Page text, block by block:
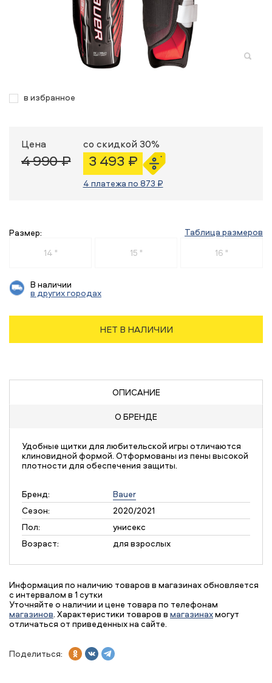
в избранное
Цена
4 990 ₽
со скидкой 30%
3 493 ₽
4 платежа по 873 ₽
Размер:
Таблица размеров
14 "
15 " 16 "
В наличии
в других городах
НЕТ В НАЛИЧИИ
ОПИСАНИЕ
О БРЕНДЕ
Удобные щитки для любительской игры отличаются
клиновидной формой. Отформованы из пены высокой
плотности для обеспечения защиты.
Бренд:
Bauer
Сезон:
2020/2021
Пол:
унисекс
Возраст:
для взрослых
Информация по наличию товаров в магазинах обновляется
с интервалом в 1 сутки
Уточняйте о наличии и цене товара по телефонам
магазинов. Характеристики товаров в магазинахмогут
отличаться от приведенных на сайте.
Поделиться: